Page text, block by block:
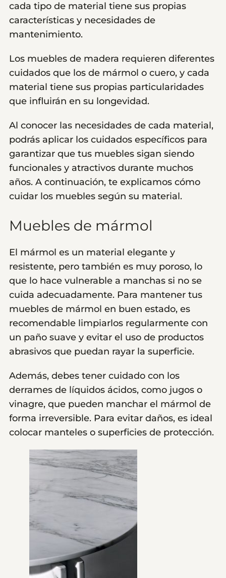
cada tipo de material tiene sus propias
características y necesidades de
mantenimiento.
Los muebles de madera requieren diferentes
cuidados que los de mármol o cuero, y cada
material tiene sus propias particularidades
que influirán en su longevidad.
Al conocer las necesidades de cada material,
podrás aplicar los cuidados específicos para
garantizar que tus muebles sigan siendo
funcionales y atractivos durante muchos
años. A continuación, te explicamos cómo
cuidar los muebles según su material.
Muebles de mármol
El mármol es un material elegante y
resistente, pero también es muy poroso, lo
que lo hace vulnerable a manchas si no se
cuida adecuadamente. Para mantener tus
muebles de mármol en buen estado, es
recomendable limpiarlos regularmente con
un paño suave y evitar el uso de productos
abrasivos que puedan rayar la superficie.
Además, debes tener cuidado con los
derrames de líquidos ácidos, como jugos o
vinagre, que pueden manchar el mármol de
forma irreversible. Para evitar daños, es ideal
colocar manteles o superficies de protección.